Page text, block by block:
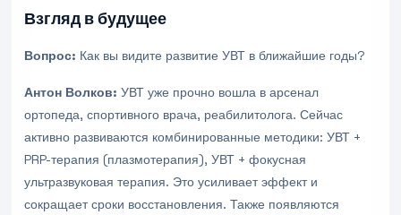
Взгляд в будущее
Вопрос: Как вы видите развитие УВТ в ближайшие годы?
Антон Волков: УВТ уже прочно вошла в арсенал
ортопеда, спортивного врача, реабилитолога. Сейчас
активно развиваются комбинированные методики: УВТ +
PRP-терапия (плазмотерапия), УВТ + фокусная
ультразвуковая терапия. Это усиливает эффект и
сокращает сроки восстановления. Также появляются